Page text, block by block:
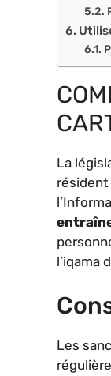
La
résident
l’iqama
Les